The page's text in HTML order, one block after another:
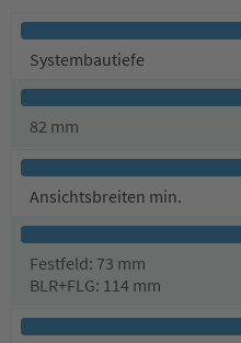
Systembautiefe
82 mm
Ansichtsbreiten min.
Festfeld: 73 mm
BLR+FLG: 114 mm